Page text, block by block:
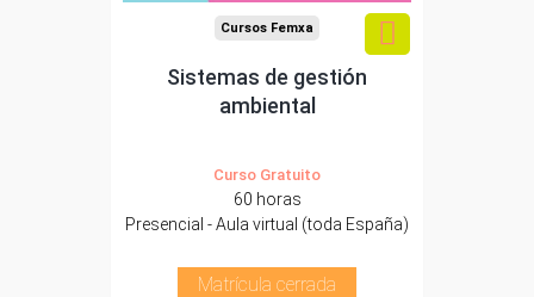
Cursos Femxa
Sistemas de gestión
ambiental
Curso Gratuito
60 horas
Presencial - Aula virtual (toda España)
Matrícula cerrada